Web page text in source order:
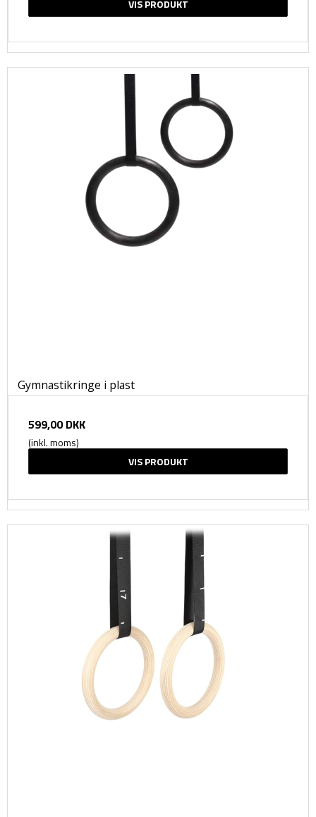
VIS PRODUKT
Gymnastikringe i plast
599,00 DKK
(inkl. moms)
VIS PRODUKT